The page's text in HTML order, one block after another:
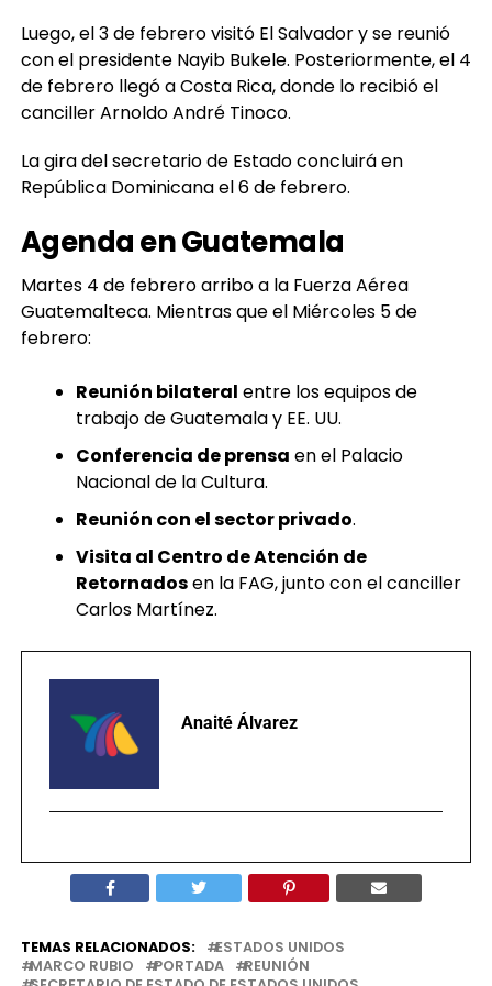
Luego, el 3 de febrero visitó El Salvador y se reunió
con el presidente Nayib Bukele. Posteriormente, el 4
de febrero llegó a Costa Rica, donde lo recibió el
canciller Arnoldo André Tinoco.
La gira del secretario de Estado concluirá en
República Dominicana el 6 de febrero.
Agenda en Guatemala
Martes 4 de febrero arribo a la Fuerza Aérea
Guatemalteca. Mientras que el Miércoles 5 de
febrero:
Reunión bilateral entre los equipos de
trabajo de Guatemala y EE. UU.
Conferencia de prensa en el Palacio
Nacional de la Cultura.
Reunión con el sector privado.
Visita al Centro de Atención de
Retornadosen la FAG, junto con el canciller
Carlos Martínez.
Anaité Álvarez
TEMAS RELACIONADOS:
ESTADOS UNIDOS
MARCO RUBIO
PORTADA
REUNIÓN